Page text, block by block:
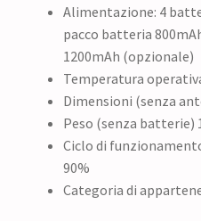
Alimentazione: 4
pacco batteria
1200mAh (opzionale)
Temperatura
Dimensioni (senza
Peso (senza batterie)
Ciclo di
90%
Categoria di